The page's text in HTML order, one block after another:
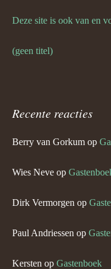
Deze site is ook van en
(geen titel)
Recente reacties
Berry van Gorkum op
Wies Neve op
Dirk Vermorgen op
Paul Andriessen op
Kersten op Gastenboek